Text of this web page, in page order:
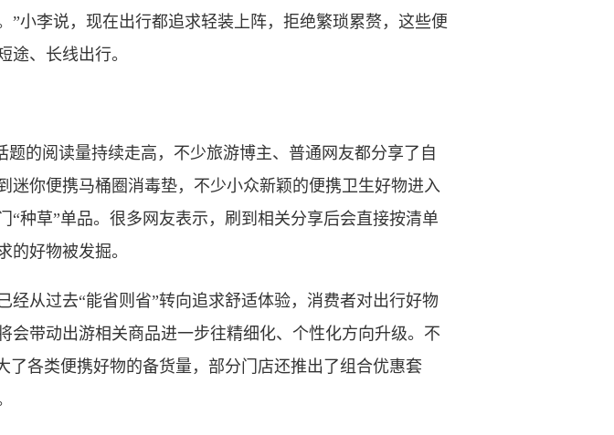
小李说，现在出行都追求轻装上阵，拒绝繁琐累赘，这些便
、长线出行。
的阅读量持续走高，不少旅游博主、普通网友都分享了自
迷你便携马桶圈消毒垫，不少小众新颖的便携卫生好物进入
种草”单品。很多网友表示，刷到相关分享后会直接按清单
的好物被发掘。
从过去“能省则省”转向追求舒适体验，消费者对出行好物
带动出游相关商品进一步往精细化、个性化方向升级。不
了各类便携好物的备货量，部分门店还推出了组合优惠套